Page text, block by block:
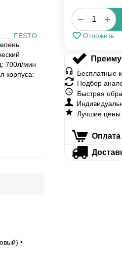
FESTO
700л/мин
корпуса:
+
−
Отложить
Бесплатные
Подбор
Быстрая
Лучшие цены
Оплата
•